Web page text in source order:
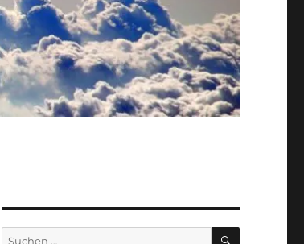
Suche
SUCHEN